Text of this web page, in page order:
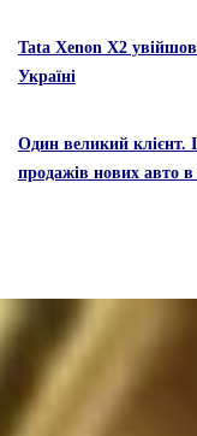
Tata Xenon X2
Україні
Один великий клієнт.
продажів нових авто в